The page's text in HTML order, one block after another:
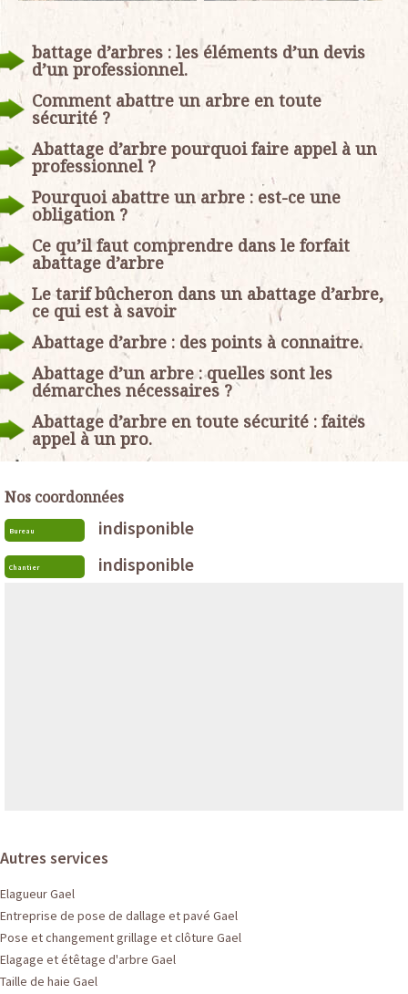
battage d’arbres : les éléments d’un devis
d’un professionnel.
Comment abattre un arbre en toute
sécurité ?
Abattage d’arbre pourquoi faire appel à un
professionnel ?
Pourquoi abattre un arbre : est-ce une
obligation ?
Ce qu’il faut comprendre dans le forfait
abattage d’arbre
Le tarif bûcheron dans un abattage d’arbre,
ce qui est à savoir
Abattage d’arbre : des points à connaitre.
Abattage d’un arbre : quelles sont les
démarches nécessaires ?
Abattage d’arbre en toute sécurité : faites
appel à un pro.
Nos coordonnées
Bureau indisponible
Chantier indisponible
Autres services
Elagueur Gael
Entreprise de pose de dallage et pavé Gael
Pose et changement grillage et clôture Gael
Elagage et étêtage d'arbre Gael
Taille de haie Gael